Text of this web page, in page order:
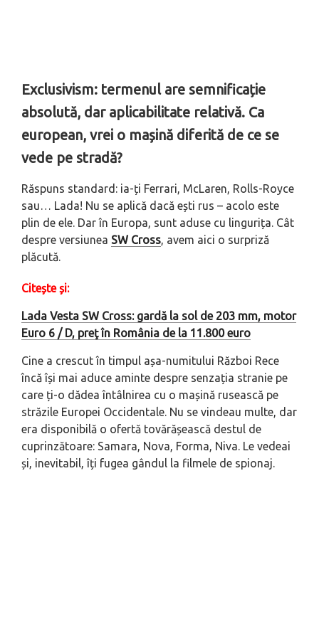
Exclusivism: termenul are semnificație
absolută, dar aplicabilitate relativă. Ca
european, vrei o mașină diferită de ce se
vede pe stradă?
Răspuns standard: ia-ți Ferrari, McLaren, Rolls-Royce
sau… Lada! Nu se aplică dacă ești rus – acolo este
plin de ele. Dar în Europa, sunt aduse cu lingurița. Cât
despre versiunea SW Cross, avem aici o surpriză
plăcută.
Citește și:
Lada Vesta SW Cross: gardă la sol de 203 mm, motor
Euro 6 / D, preţ în România de la 11.800 euro
Cine a crescut în timpul așa-numitului Război Rece
încă își mai aduce aminte despre senzația stranie pe
care ți-o dădea întâlnirea cu o mașină rusească pe
străzile Europei Occidentale. Nu se vindeau multe, dar
era disponibilă o ofertă tovărășească destul de
cuprinzătoare: Samara, Nova, Forma, Niva. Le vedeai
și, inevitabil, îți fugea gândul la filmele de spionaj.